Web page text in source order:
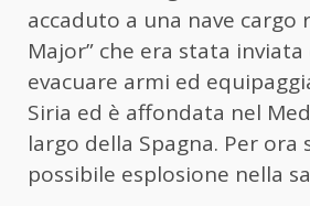
accaduto a una nave cargo
Major” che era stata
evacuare armi ed
Siria ed è affondata nel
largo della Spagna. Per ora
possibile esplosione nella